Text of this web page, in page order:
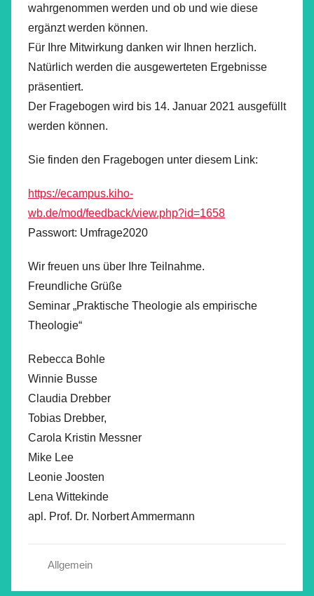
wahrgenommen werden und ob und wie diese
ergänzt werden können.
Für Ihre Mitwirkung danken wir Ihnen herzlich.
Natürlich werden die ausgewerteten Ergebnisse
präsentiert.
Der Fragebogen wird bis 14. Januar 2021 ausgefüllt
werden können.
Sie finden den Fragebogen unter diesem Link:
https://ecampus.kiho-
wb.de/mod/feedback/view.php?id=1658
Passwort: Umfrage2020
Wir freuen uns über Ihre Teilnahme.
Freundliche Grüße
Seminar „Praktische Theologie als empirische
Theologie“
Rebecca Bohle
Winnie Busse
Claudia Drebber
Tobias Drebber,
Carola Kristin Messner
Mike Lee
Leonie Joosten
Lena Wittekinde
apl. Prof. Dr. Norbert Ammermann
Allgemein